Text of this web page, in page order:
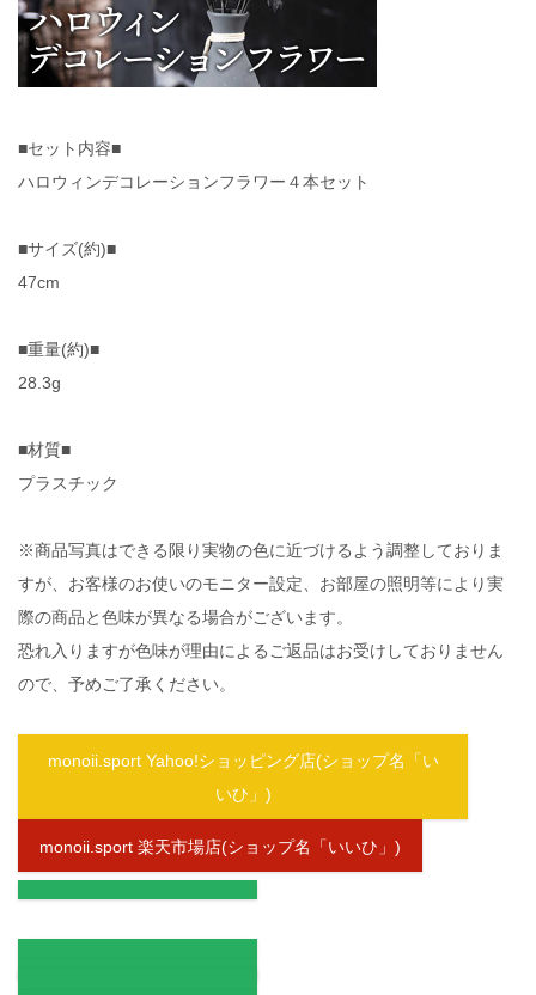
■セット内容■
ハロウィンデコレーションフラワー４本セット
■サイズ(約)■
47cm
■重量(約)■
28.3g
■材質■
プラスチック
※商品写真はできる限り実物の色に近づけるよう調整しておりま
すが、お客様のお使いのモニター設定、お部屋の照明等により実
際の商品と色味が異なる場合がございます。
恐れ入りますが色味が理由によるご返品はお受けしておりません
ので、予めご了承ください。
monoii.sport Yahoo!ショッピング店(ショップ名「い
いひ」)
monoii.sport 楽天市場店(ショップ名「いいひ」)